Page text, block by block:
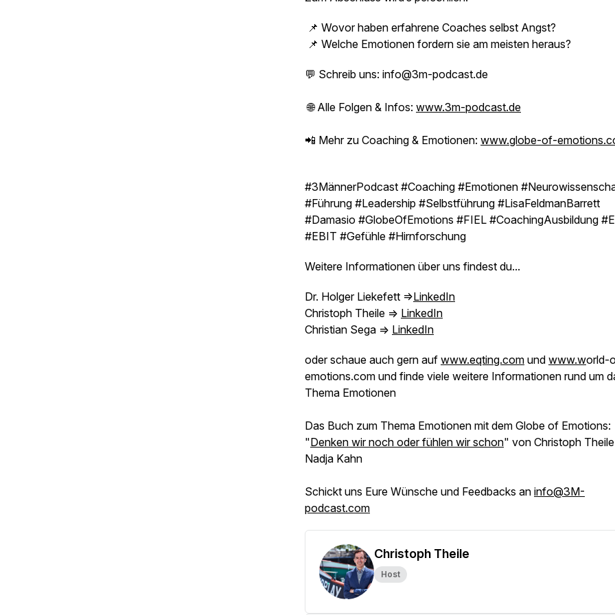
📌 Wovor haben erfahrene Coaches selbst Angst?
📌 Welche Emotionen fordern sie am meisten heraus?
💬 Schreib uns: info@3m-podcast.de
🌐 Alle Folgen & Infos: www.3m-podcast.de
📲 Mehr zu Coaching & Emotionen: www.globe-of-
#3MännerPodcast #Coaching #Emotionen
#Führung #Leadership #Selbstführung #LisaFeldmanBarrett
#Damasio #GlobeOfEmotions #FIEL #CoachingAusbildung
#EBIT #Gefühle #Hirnforschung
Weitere Informationen über uns findest du...
Dr. Holger Liekefett =>LinkedIn
Christoph Theile => LinkedIn
Christian Sega => LinkedIn
oder schaue auch gern auf www.eqting.com und www.world-
emotions.com und finde viele weitere Informationen rund um
Thema Emotionen
Das Buch zum Thema Emotionen mit dem Globe of Emotions:
"Denken wir noch oder fühlen wir schon" von Christoph
Nadja Kahn
Schickt uns Eure Wünsche und Feedbacks an info@3M-
podcast.com
Christoph Theile
Host